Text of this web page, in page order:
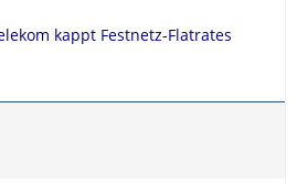
kappt Festnetz-Flatrates